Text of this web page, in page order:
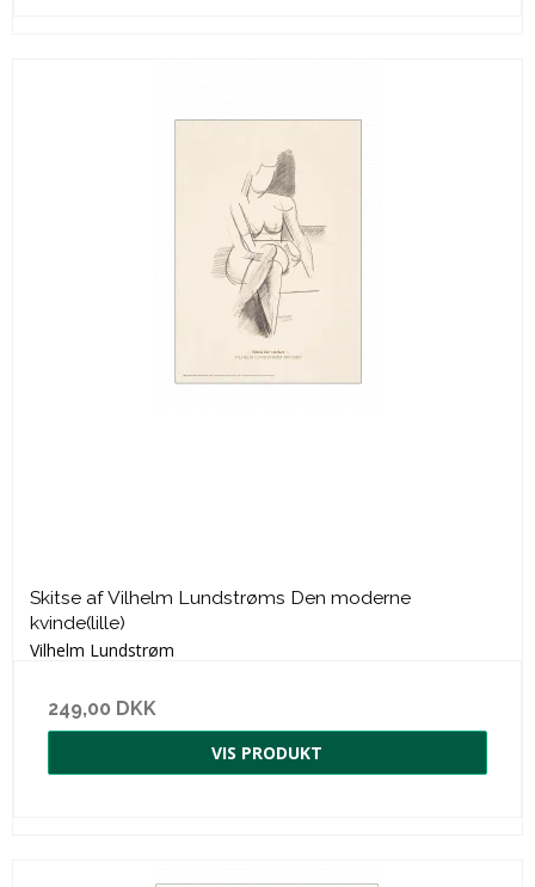
Skitse af Vilhelm Lundstrøms Den moderne
kvinde(lille)
Vilhelm Lundstrøm
249,00 DKK
VIS PRODUKT